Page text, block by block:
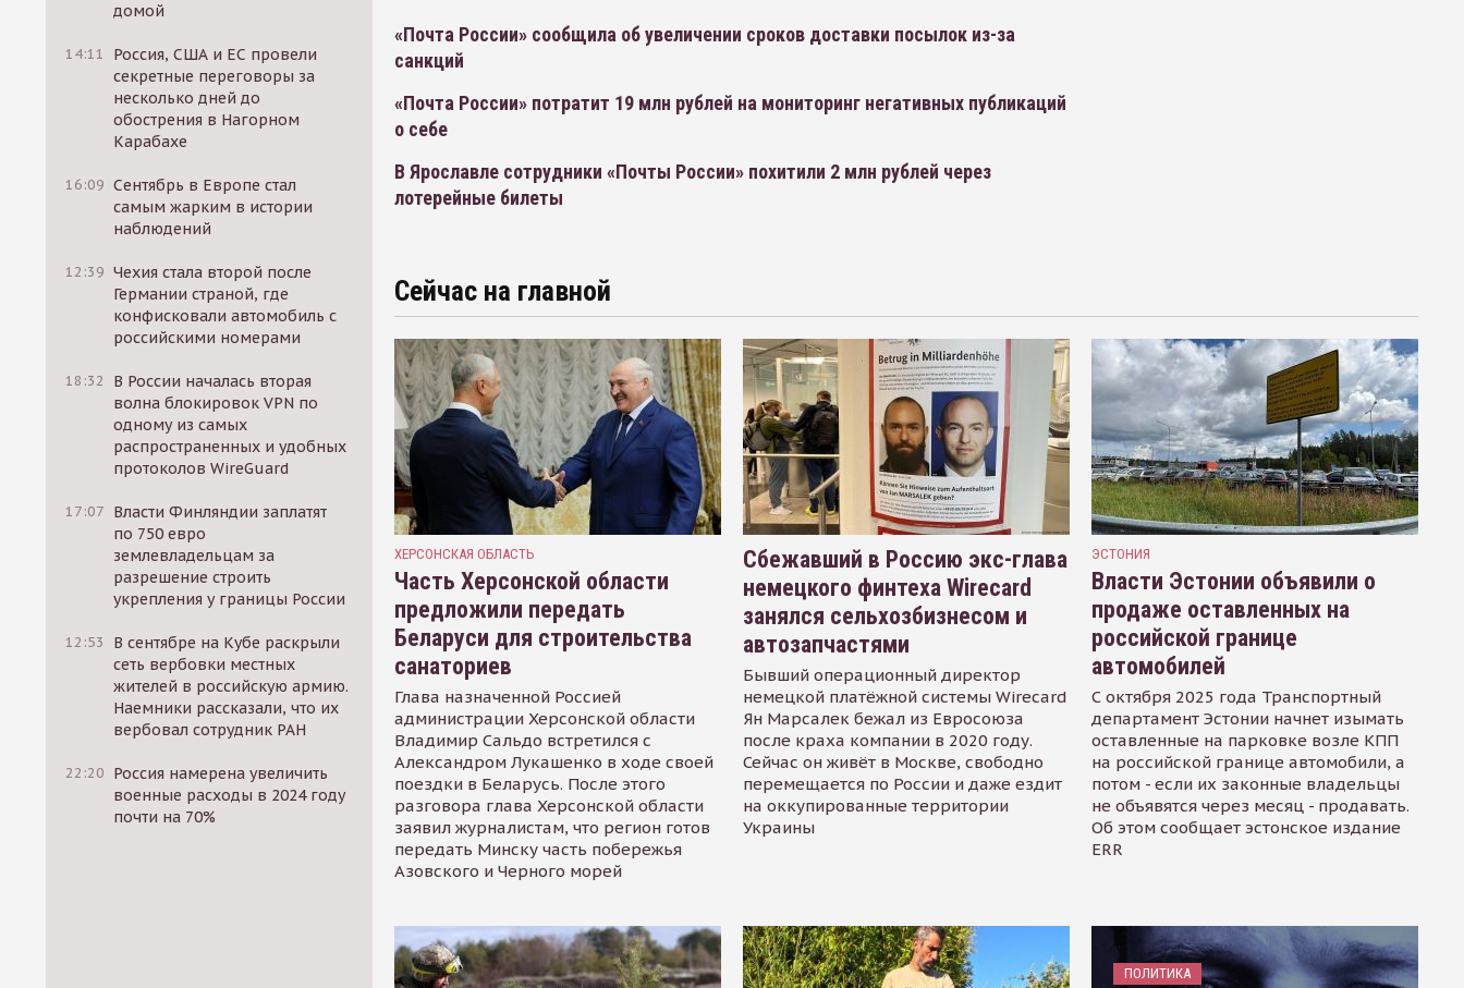
домой
14:11
Россия, США и ЕС провели
секретные переговоры за
несколько дней до
обострения в Нагорном
Карабахе
16:09 Сентябрь в Европе стал
самым жарким в истории
наблюдений
12:39 Чехия стала второй после
Германии страной, где
конфисковали автомобиль с
российскими номерами
18:32
В России началась вторая
волна блокировок VPN по
одному из самых
распространенных и удобных
протоколов WireGuard
17:07 Власти Финляндии заплатят
по 750 евро
землевладельцам за
разрешение строить
укрепления у границы России
12:53
В сентябре на Кубе раскрыли
сеть вербовки местных
жителей в российскую армию.
Наемники рассказали, что их
вербовал сотрудник РАН
22:20 Россия намерена увеличить
военные расходы в 2024 году
почти на 70%
«Почта России» сообщила об увеличении сроков доставки посылок из-за
санкций
«Почта России» потратит 19 млн рублей на мониторинг негативных публикаций
о себе
В Ярославле сотрудники «Почты России» похитили 2 млн рублей через
лотерейные билеты
Сейчас на главной
ХЕРСОНСКАЯ ОБЛАСТЬ
Часть Херсонской области
предложили передать
Беларуси для строительства
санаториев
Глава назначенной Россией
администрации Херсонской области
Владимир Сальдо встретился с
Александром Лукашенко в ходе своей
поездки в Беларусь. После этого
разговора глава Херсонской области
заявил журналистам, что регион готов
передать Минску часть побережья
Азовского и Черного морей
Сбежавший в Россию экс-глава
немецкого финтеха Wirecard
занялся сельхозбизнесом и
автозапчастями
Бывший операционный директор
немецкой платёжной системы Wirecard
Ян Марсалек бежал из Евросоюза
после краха компании в 2020 году.
Сейчас он живёт в Москве, свободно
перемещается по России и даже ездит
на оккупированные территории
Украины
ЭСТОНИЯ
Власти Эстонии объявили о
продаже оставленных на
российской границе
автомобилей
С октября 2025 года Транспортный
департамент Эстонии начнет изымать
оставленные на парковке возле КПП
на российской границе автомобили, а
потом - если их законные владельцы
не объявятся через месяц - продавать.
Об этом сообщает эстонское издание
ERR
ПОЛИТИКА